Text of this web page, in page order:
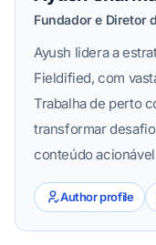
Fundador e Diretor
Ayush lidera a
Fieldified, com
Trabalha de perto
transformar
conteúdo
Author profile